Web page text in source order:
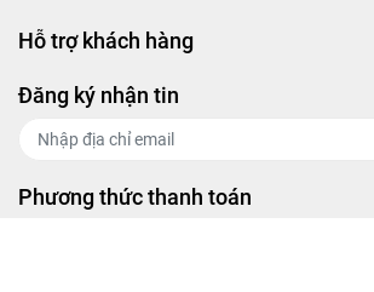
Hỗ trợ khách hàng
Đăng ký nhận tin
Phương thức thanh toán